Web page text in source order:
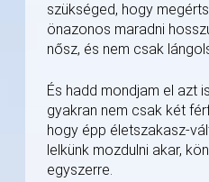
szükséged, hogy
önazonos maradni
nősz, és nem csak
És hadd mondjam el azt
gyakran nem csak két
hogy épp életszakasz-
lelkünk mozdulni akar,
egyszerre.